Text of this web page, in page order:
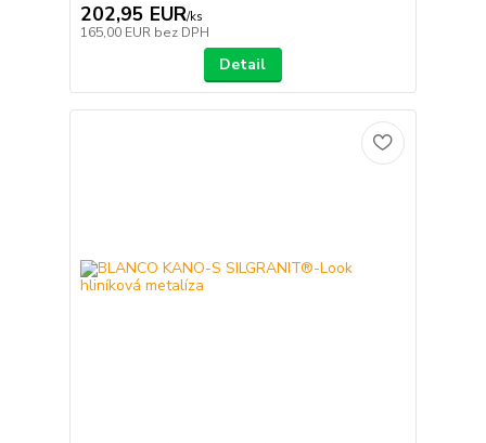
202,95 EUR/ks
165,00 EUR bez DPH
Detail